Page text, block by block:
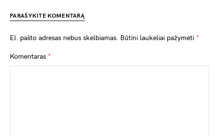
PARAŠYKITE KOMENTARĄ
El. pašto adresas nebus skelbiamas. Būtini laukeliai pažymėti *
Komentaras *